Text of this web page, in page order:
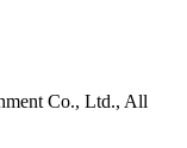
Co., Ltd., All